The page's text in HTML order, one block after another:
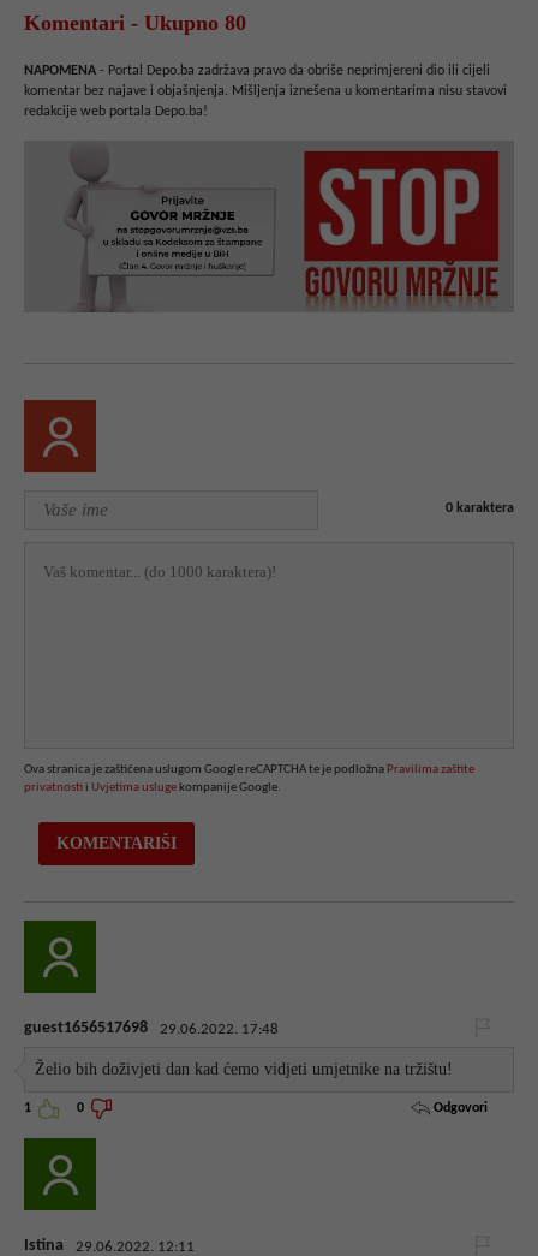
Komentari - Ukupno 80
NAPOMENA - Portal Depo.ba zadržava pravo da obriše neprimjereni dio ili cijeli
komentar bez najave i objašnjenja. Mišljenja iznešena u komentarima nisu stavovi
redakcije web portala Depo.ba!
0 karaktera
Ova stranica je zaštićena uslugom Google reCAPTCHA te je podložna Pravilima zaštite
privatnosti i Uvjetima usluge kompanije Google.
guest1656517698 29.06.2022. 17:48
Želio bih doživjeti dan kad ćemo vidjeti umjetnike na tržištu!
1 0 Odgovori
Istina 29.06.2022. 12:11